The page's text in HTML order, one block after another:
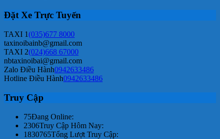
Đặt Xe Trực Tuyến
TAXI 1(035)677 8000
taxinoibainb@gmail.com
TAXI 2(024)668 67000
nbtaxinoibai@gmail.com
Zalo Điều Hành0942633486
Hotline Điều Hành0942633486
Truy Cập
75Đang Online:
2306Truy Cập Hôm Nay:
1830765Tổng Lượt Truy Cập: